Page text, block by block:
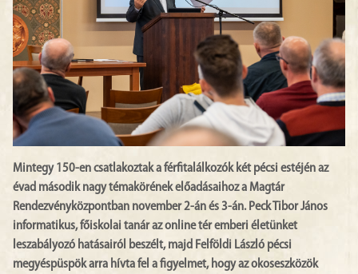
Mintegy 150-en csatlakoztak a férfitalálkozók két pécsi estéjén az
évad második nagy témakörének előadásaihoz a Magtár
Rendezvényközpontban november 2-án és 3-án. Peck Tibor János
informatikus, főiskolai tanár az online tér emberi életünket
leszabályozó hatásairól beszélt, majd Felföldi László pécsi
megyéspüspök arra hívta fel a figyelmet, hogy az okoseszközök